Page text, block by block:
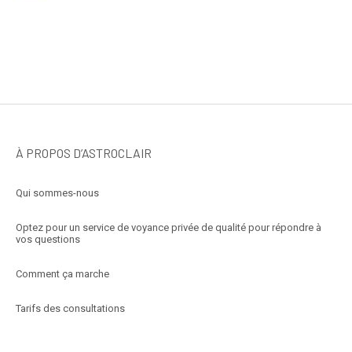
À PROPOS D’ASTROCLAIR
Qui sommes-nous
Optez pour un service de voyance privée de qualité pour répondre à
vos questions
Comment ça marche
Tarifs des consultations